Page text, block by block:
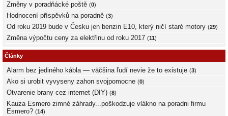
Změny v poradňácké poště (0)
Hodnocení příspěvků na poradně (3)
Od roku 2019 bude v Česku jen benzin E10, který ničí staré motory (29)
Změna výpočtu ceny za elektřinu od roku 2017 (11)
Články
Alarm bez jediného kábla — väčšina ľudí nevie že to existuje (3)
Ako si urobit vyvyseny zahon svojpomocne (0)
Otvarenie brany cez internet (DIY) (8)
Kauza Esmero zimné záhrady...poškodzuje vlákno na poradni firmu
Esmero? (14)